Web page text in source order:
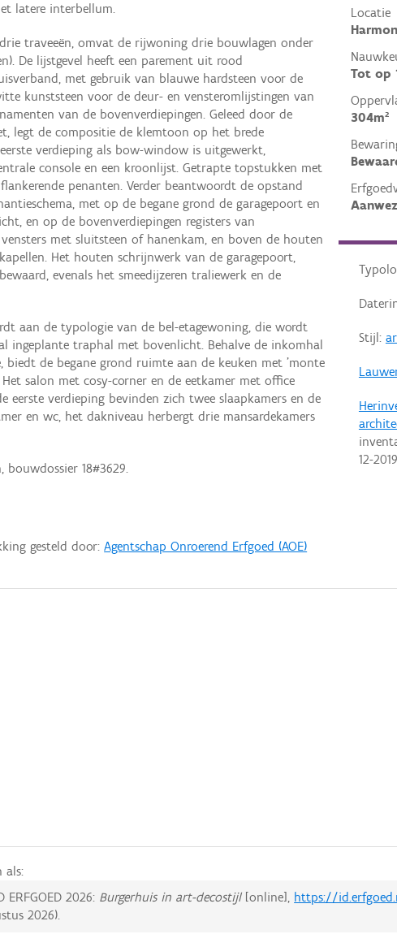
Locatie
Tot op
304m²
Stijl:
12-2019
latere interbellum.
traveeën, omvat de rijwoning drie bouwlagen onder
De lijstgevel heeft een parement uit rood
met gebruik van blauwe hardsteen voor de
kunststeen voor de deur- en vensteromlijstingen van
van de bovenverdiepingen. Geleed door de
legt de compositie de klemtoon op het brede
verdieping als bow-window is uitgewerkt,
console en een kroonlijst. Getrapte topstukken met
penanten. Verder beantwoordt de opstand
met op de begane grond de garagepoort en
en op de bovenverdiepingen registers van
met sluitsteen of hanenkam, en boven de houten
Het houten schrijnwerk van de garagepoort,
evenals het smeedijzeren traliewerk en de
aan de typologie van de bel-etagewoning, die wordt
ingeplante traphal met bovenlicht. Behalve de inkomhal
biedt de begane grond ruimte aan de keuken met 'monte
salon met cosy-corner en de eetkamer met office
eerste verdieping bevinden zich twee slaapkamers en de
en wc, het dakniveau herbergt drie mansardekamers
bouwdossier 18#3629.
gesteld door:Agentschap Onroerend Erfgoed (AOE)
als:
ERFGOED 2026: Burgerhuis in art-decostijl[online], https://
2026).